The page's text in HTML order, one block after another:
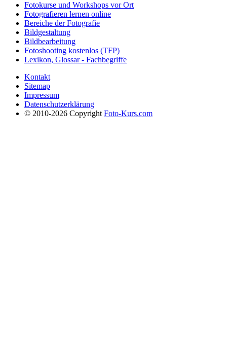
Fotokurse und Workshops vor Ort
Fotografieren lernen online
Bereiche der Fotografie
Bildgestaltung
Bildbearbeitung
Fotoshooting kostenlos (TFP)
Lexikon, Glossar - Fachbegriffe
Kontakt
Sitemap
Impressum
Datenschutzerklärung
© 2010-2026 Copyright Foto-Kurs.com